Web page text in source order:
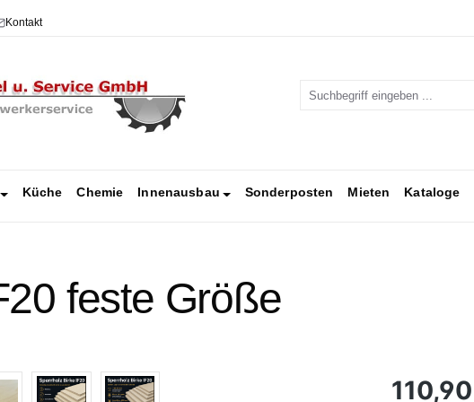
Kontakt
Küche Chemie Innenausbau Sonderposten Mieten Kataloge
feste Größe
Regulärer